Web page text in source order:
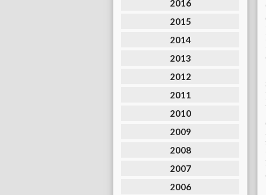
2016
2015
2014
2013
2012
2011
2010
2009
2008
2007
2006